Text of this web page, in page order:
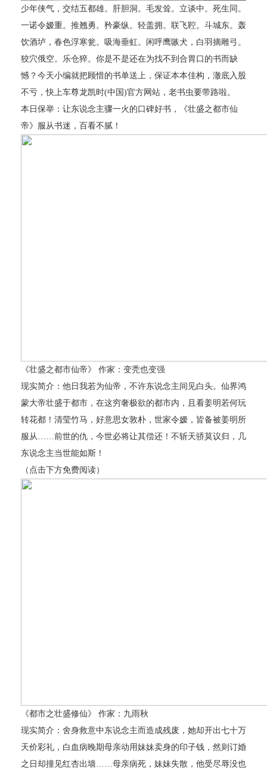
少年侠气，交结五都雄。肝胆洞。毛发耸。立谈中。死生同。
一诺令嫒重。推翘勇。矜豪纵。轻盖拥。联飞鞚。斗城东。轰
饮酒垆，春色浮寒瓮。吸海垂虹。闲呼鹰嗾犬，白羽摘雕弓。
狡穴俄空。乐仓猝。你是不是还在为找不到合胃口的书而缺
憾？今天小编就把顾惜的书单送上，保证本本佳构，澈底入股
不亏，快上车尊龙凯时(中国)官方网站，老书虫要带路啦。
本日保举：让东说念主骤一火的口碑好书，《壮盛之都市仙
帝》服从书迷，百看不腻！
《壮盛之都市仙帝》 作家：变秃也变强
现实简介：他日我若为仙帝，不许东说念主间见白头。仙界鸿
蒙大帝壮盛于都市，在这穷奢极欲的都市内，且看姜明若何玩
转花都！清莹竹马，好意思女敦朴，世家令嫒，皆备被姜明所
服从……前世的仇，今世必将让其偿还！不斩天骄莫议归，几
东说念主当世能如斯！
（点击下方免费阅读）
《都市之壮盛修仙》 作家：九雨秋
现实简介：舍身救意中东说念主而造成残废，她却开出七十万
天价彩礼，白血病晚期母亲动用妹妹卖身的印子钱，然则订婚
之日却撞见红杏出墙……母亲病死，妹妹失散，他受尽辱没也